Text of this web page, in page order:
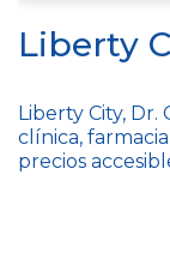
Liberty
Liberty City,
clínica,
precios